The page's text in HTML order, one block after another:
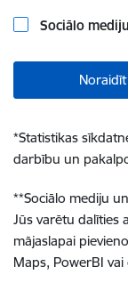
Sociālo
Noraidīt
*Statistikas
darbību un
**Sociālo mediju
Jūs varētu dalīties
mājaslapai
Maps, PowerBI vai